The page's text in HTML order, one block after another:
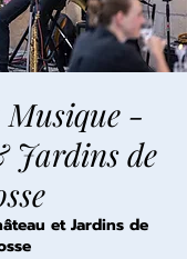
Musique -
Jardins de
et Jardins de